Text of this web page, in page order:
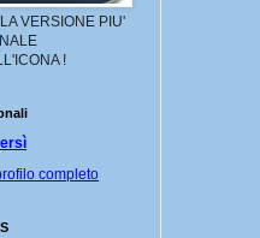
VERSIONE PIU'
!
completo